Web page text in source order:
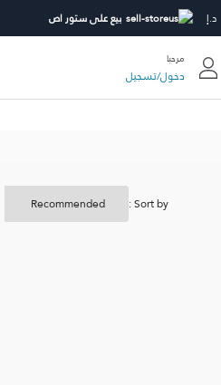
د.إ بيع على ستور اص
مرحبا
دخول/تسجيل
Sort by :